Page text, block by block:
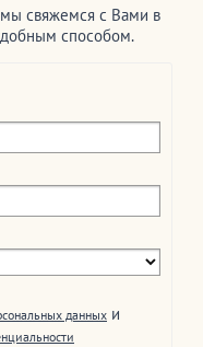
свяжемся с Вами в
способом.
данных и